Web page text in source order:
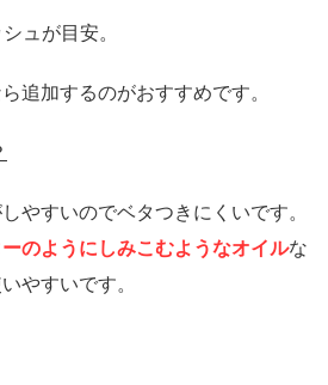
ュが目安。
追加するのがおすすめです。
やすいのでベタつきにくいです。
のようにしみこむようなオイルな
やすいです。